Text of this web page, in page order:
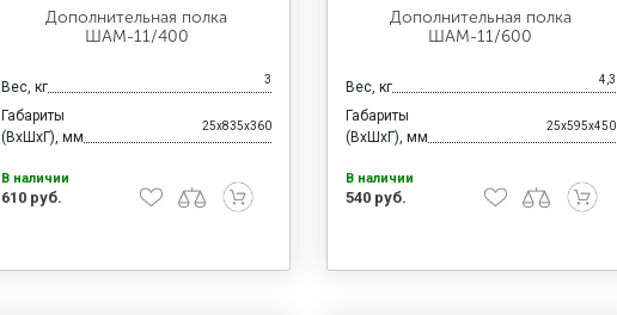
Дополнительная полка
ШАМ-11/400
Вес, кг 3
Габариты
(ВхШхГ), мм
25x835x360
В наличии
610 руб.
Дополнительная полка
ШАМ-11/600
Вес, кг 4,3
Габариты
(ВхШхГ), мм
25x595x450
В наличии
540 руб.